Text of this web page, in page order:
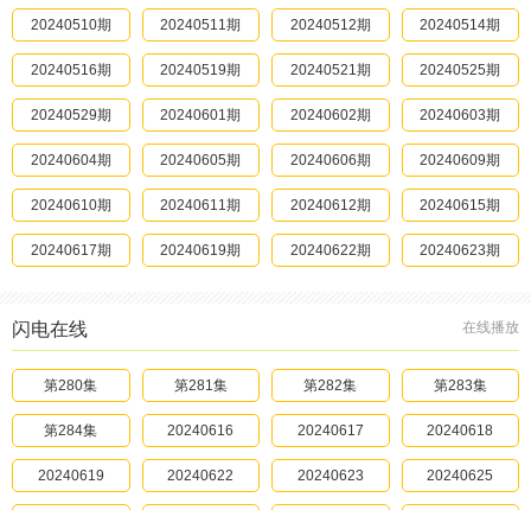
20240903 20240905 20240907 20240908
20240909 20240910 20240915 20240917
20240918 20240920 20240921 20240922
20241012 20241016 20241017 20241019
20241021 20241024 20241027 20241028
20241101 20241102 20241104 20241105
20241114 20241120
20241122 20241126 20241130 20241202
20241205 20241206 20241207 20241208
20241213 20241214 20241216 20241220
20240510期 20240511期 20240512期 20240514期
20240516期 20240519期 20240521期 20240525期
20240529期 20240601期 20240602期 20240603期
20240604期 20240605期 20240606期 20240609期
20240610期 20240611期 20240612期 20240615期
20240617期 20240619期 20240622期 20240623期
20240707期 20240712期
20240713期 20240714期 20240715期 20240716期
20240717期 20240721期 20240724期 20240729期
20240801期 20240804期 20240805期 20240810期
在线播放
闪电在线
第280集 第281集 第282集 第283集
第284集 20240616 20240617 20240618
20240619 20240622 20240623 20240625